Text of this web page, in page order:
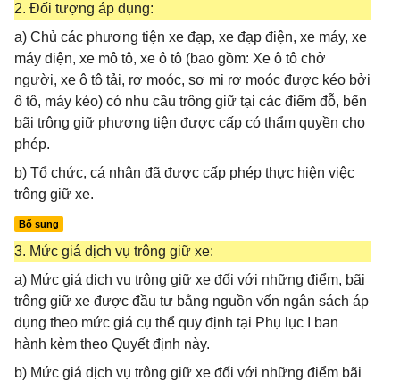
2. Đối tượng áp dụng:
a) Chủ các phương tiện xe đạp, xe đạp điện, xe máy, xe
máy điện, xe mô tô, xe ô tô (bao gồm: Xe ô tô chở
người, xe ô tô tải, rơ moóc, sơ mi rơ moóc được kéo bởi
ô tô, máy kéo) có nhu cầu trông giữ tại các điểm đỗ, bến
bãi trông giữ phương tiện được cấp có thẩm quyền cho
phép.
b) Tổ chức, cá nhân đã được cấp phép thực hiện việc
trông giữ xe.
Bổ sung
3. Mức giá dịch vụ trông giữ xe:
a) Mức giá dịch vụ trông giữ xe đối với những điểm, bãi
trông giữ xe được đầu tư bằng nguồn vốn ngân sách áp
dụng theo mức giá cụ thể quy định tại Phụ lục I ban
hành kèm theo Quyết định này.
b) Mức giá dịch vụ trông giữ xe đối với những điểm bãi